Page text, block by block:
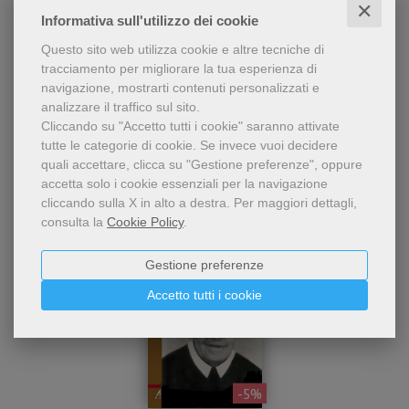
Informativa sull'utilizzo dei cookie ✕
Questo sito web utilizza cookie e altre tecniche di
tracciamento per migliorare la tua esperienza di
navigazione, mostrarti contenuti personalizzati e
analizzare il traffico sul sito.
Cliccando su "Accetto tutti i cookie" saranno attivate
tutte le categorie di cookie. Se invece vuoi decidere
quali accettare, clicca su "Gestione preferenze", oppure
accetta solo i cookie essenziali per la navigazione
cliccando sulla X in alto a destra. Per maggiori dettagli,
consulta la Cookie Policy.
Accetto tutti i cookie
Gestione preferenze
speso tante energie per i
poveri e i bisognosi della
comunità Papa Giovanni
XXIII di don Oreste Benzi; un
esempio da seguire.
10,00 € 9,50 €
- 5%